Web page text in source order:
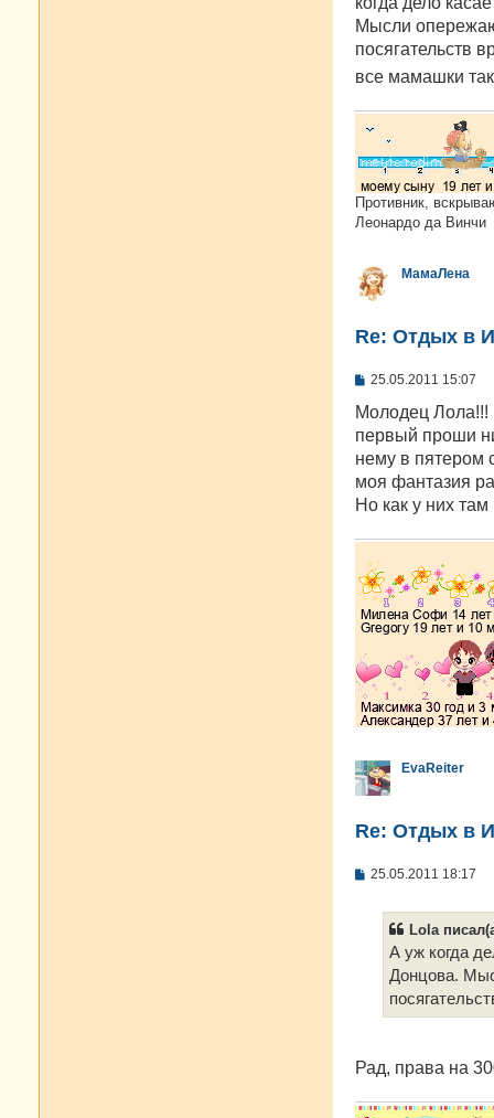
щ
е
и
Мысли
посягательств
все мамашки
Противник,
Леонардо да Винчи
МамаЛена
Re: Отдых в
С
о
щ
е
и
е
25.05.2011 15:07
Молодец Лола!!!
первый проши
нему в пятером
моя фантазия
Но как у них
EvaReiter
Re: Отдых в
С
25.05.2011 18:17
Lola
А уж когда
Донцова.
Рад, права на